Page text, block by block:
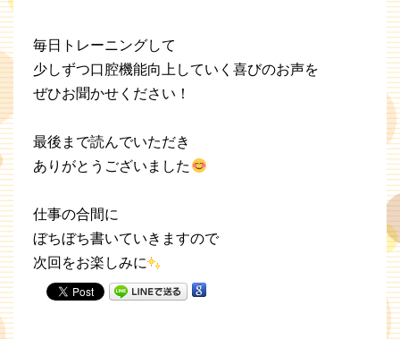
毎日トレーニングして
少しずつ口腔機能向上していく喜びのお声を
ぜひお聞かせください！
最後まで読んでいただき
ありがとうございました
仕事の合間に
ぼちぼち書いていきますので
次回をお楽しみに